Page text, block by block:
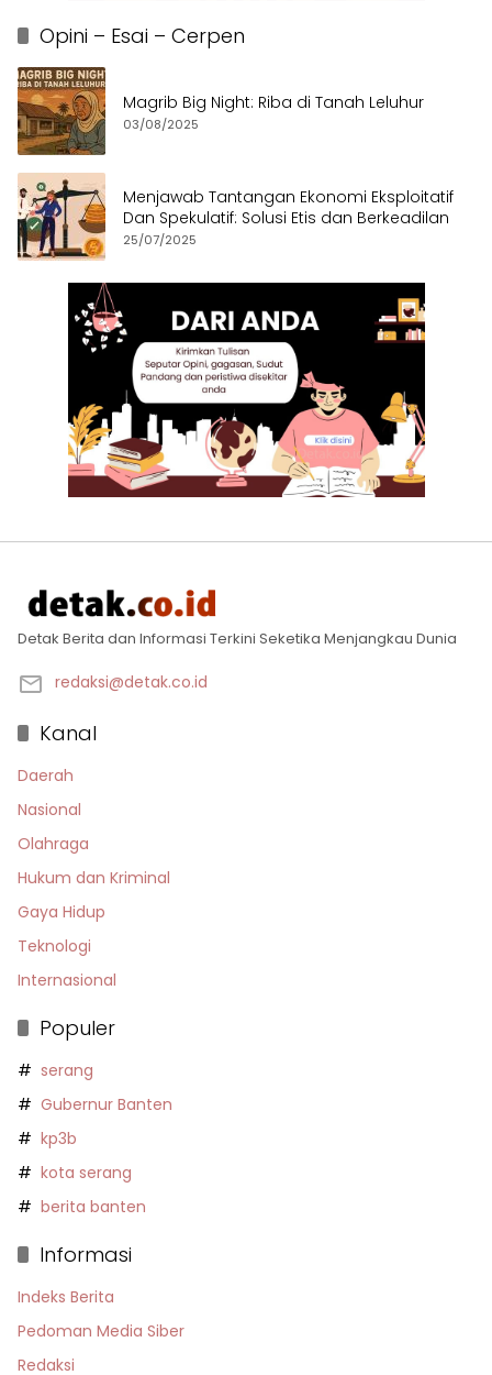
Opini – Esai – Cerpen
Magrib Big Night: Riba di Tanah Leluhur
03/08/2025
Menjawab Tantangan Ekonomi Eksploitatif
Dan Spekulatif: Solusi Etis dan Berkeadilan
25/07/2025
Detak Berita dan Informasi Terkini Seketika Menjangkau Dunia
redaksi@detak.co.id
Kanal
Daerah
Nasional
Olahraga
Hukum dan Kriminal
Gaya Hidup
Teknologi
Internasional
Populer
serang
Gubernur Banten
kp3b
kota serang
berita banten
Informasi
Indeks Berita
Pedoman Media Siber
Redaksi